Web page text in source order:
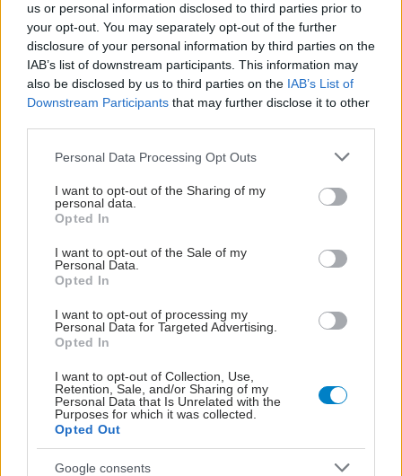
us or personal information disclosed to third parties prior to
your opt-out. You may separately opt-out of the further
disclosure of your personal information by third parties on the
IAB’s list of downstream participants. This information may
also be disclosed by us to third parties on the IAB’s List of
Downstream Participants that may further disclose it to other
Please note that this website/app uses one or more Google
not limited to your visit or usage behaviour. You may click to
grant or deny consent to Google and its third-party tags to
use your data for below specified purposes in below Google
consent section.
Personal Data Processing Opt Outs
I want to opt-out of the Sharing of my
personal data.
Opted In
I want to opt-out of the Sale of my
Personal Data.
Opted In
I want to opt-out of processing my
Personal Data for Targeted Advertising.
Opted In
I want to opt-out of Collection, Use,
Retention, Sale, and/or Sharing of my
Personal Data that Is Unrelated with the
Purposes for which it was collected.
Opted Out
Google consents